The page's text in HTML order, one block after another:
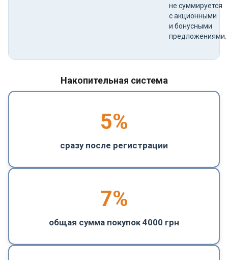
не суммируется
с акционными
и бонусными
предложениями.
Накопительная система
5%
сразу после регистрации
7%
общая сумма покупок 4000 грн